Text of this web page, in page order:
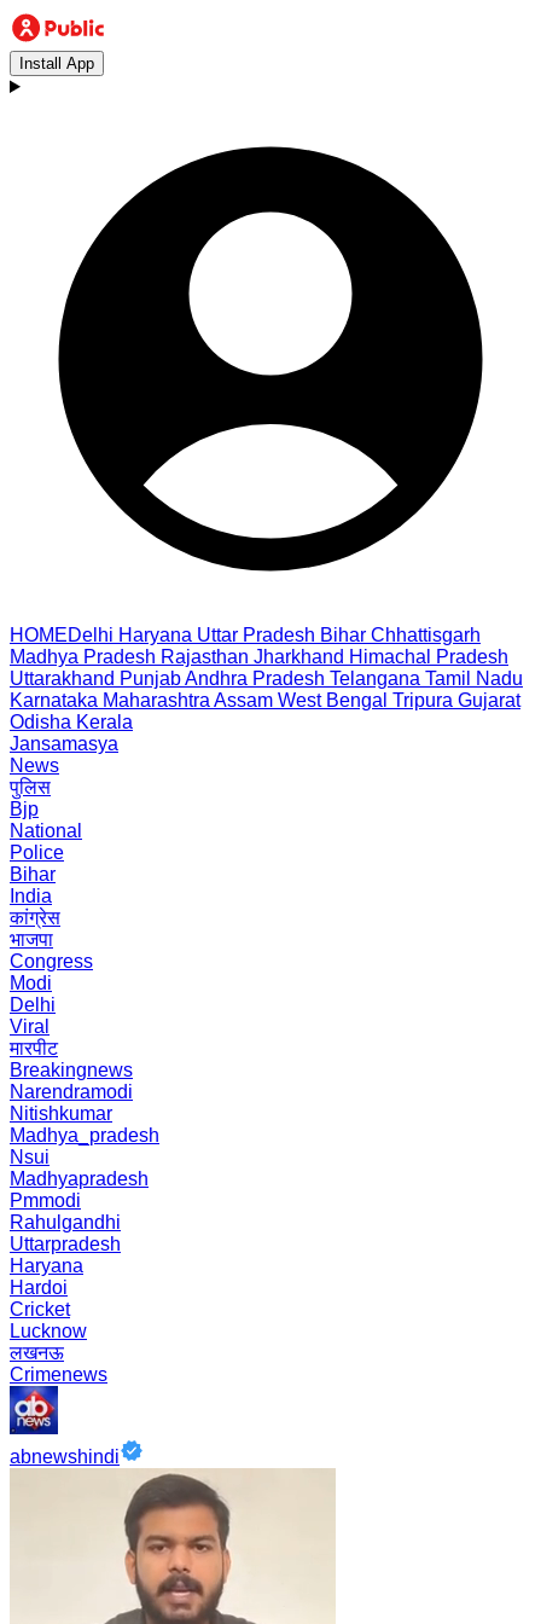
Install App
HOMEDelhi Haryana Uttar Pradesh Bihar Chhattisgarh
Madhya Pradesh Rajasthan Jharkhand Himachal Pradesh
Uttarakhand PunjabAndhra Pradesh Telangana Tamil Nadu
Karnataka Maharashtra Assam West Bengal Tripura Gujarat
Odisha Kerala
Jansamasya
News
पुलिस
Bjp
National
Police
Bihar
India
कांग्रेस
भाजपा
Congress
Modi
Delhi
Viral
मारपीट
Breakingnews
Narendramodi
Nitishkumar
Madhya_pradesh
Nsui
Madhyapradesh
Pmmodi
Rahulgandhi
Uttarpradesh
Haryana
Hardoi
Cricket
Lucknow
लखनऊ
Crimenews
abnewshindi